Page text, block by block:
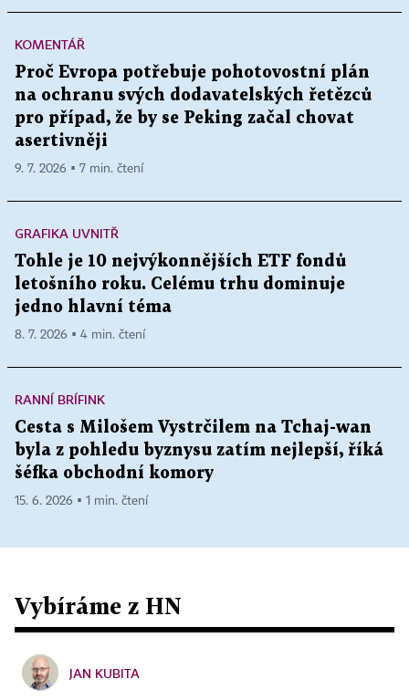
KOMENTÁŘ
Proč Evropa potřebuje pohotovostní plán
na ochranu svých dodavatelských řetězců
pro případ, že by se Peking začal chovat
asertivněji
9. 7. 2026 ▪ 7 min. čtení
GRAFIKA UVNITŘ
Tohle je 10 nejvýkonnějších ETF fondů
letošního roku. Celému trhu dominuje
jedno hlavní téma
8. 7. 2026 ▪ 4 min. čtení
RANNÍ BRÍFINK
Cesta s Milošem Vystrčilem na Tchaj-wan
byla z pohledu byznysu zatím nejlepší, říká
šéfka obchodní komory
15. 6. 2026 ▪ 1 min. čtení
Vybíráme z HN
JAN KUBITA